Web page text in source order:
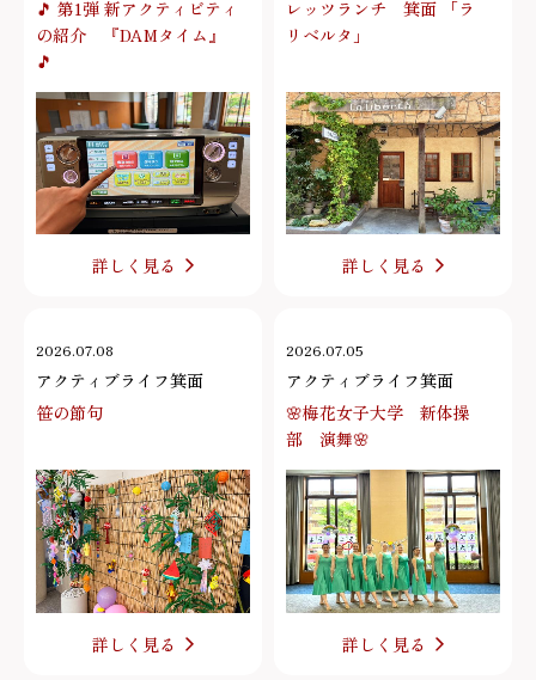
🎵 第1弾 新アクティビティ
の紹介 『DAMタイム』
🎵
詳しく見る
レッツランチ 箕面 「ラ
リベルタ」
詳しく見る
2026.07.08
アクティブライフ箕面
笹の節句
詳しく見る
2026.07.05
アクティブライフ箕面
🌸梅花女子大学 新体操
部 演舞🌸
詳しく見る